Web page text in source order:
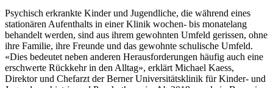
Psychisch erkrankte Kinder und Jugendliche, die während eines
stationären Aufenthalts in einer Klinik wochen- bis monatelang
behandelt werden, sind aus ihrem gewohnten Umfeld gerissen, ohne
ihre Familie, ihre Freunde und das gewohnte schulische Umfeld.
«Dies bedeutet neben anderen Herausforderungen häufig auch eine
erschwerte Rückkehr in den Alltag», erklärt Michael Kaess,
Direktor und Chefarzt der Berner Universitätsklinik für Kinder- und